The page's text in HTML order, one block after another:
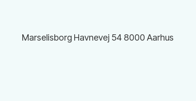
Marselisborg Havnevej 54 8000 Aarhus